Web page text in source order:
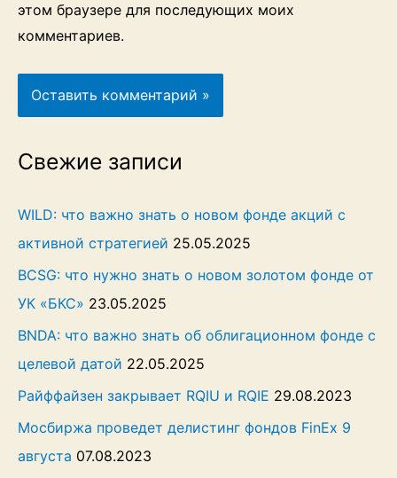
этом браузере для последующих моих
комментариев.
Свежие записи
WILD: что важно знать о новом фонде акций с
активной стратегией 25.05.2025
BCSG: что нужно знать о новом золотом фонде от
УК «БКС» 23.05.2025
BNDA: что важно знать об облигационном фонде с
целевой датой 22.05.2025
Райффайзен закрывает RQIU и RQIE 29.08.2023
Мосбиржа проведет делистинг фондов FinEx 9
августа 07.08.2023